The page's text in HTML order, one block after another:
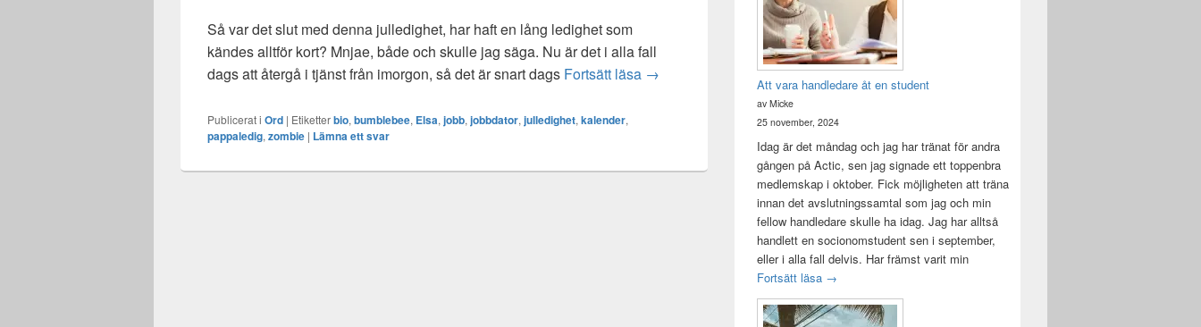
Så var det slut med denna julledighet, har haft en lång ledighet som
kändes alltför kort? Mnjae, både och skulle jag säga. Nu är det i alla fall
dags att återgå i tjänst från imorgon, så det är snart dags Fortsätt läsa Slut på julens ledighet
→
Publicerat i Ord | Etiketterbio, bumblebee, Elsa, jobb, jobbdator, julledighet, kalender,
pappaledig, zombie | Lämna ett svar
Att vara handledare åt en student
av Micke
25 november, 2024
Idag är det måndag och jag har tränat för andra
gången på Actic, sen jag signade ett toppenbra
medlemskap i oktober. Fick möjligheten att träna
innan det avslutningssamtal som jag och min
fellow handledare skulle ha idag. Jag har alltså
handlett en socionomstudent sen i september,
eller i alla fall delvis. Har främst varit min
Fortsätt läsa Att vara handledare åt en student
→